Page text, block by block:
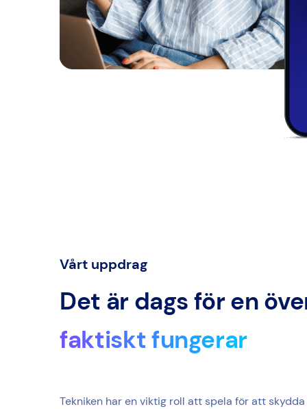
Vårt uppdrag
Det är dags för en
faktiskt fungerar
Tekniken har en viktig roll att spela för att